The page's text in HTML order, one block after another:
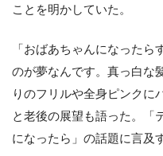
ことを明かしていた。
「おばあちゃんになった
のが夢なんです。真っ白な
りのフリルや全身ピンクに
と老後の展望も語った。「
になったら」の話題に言及